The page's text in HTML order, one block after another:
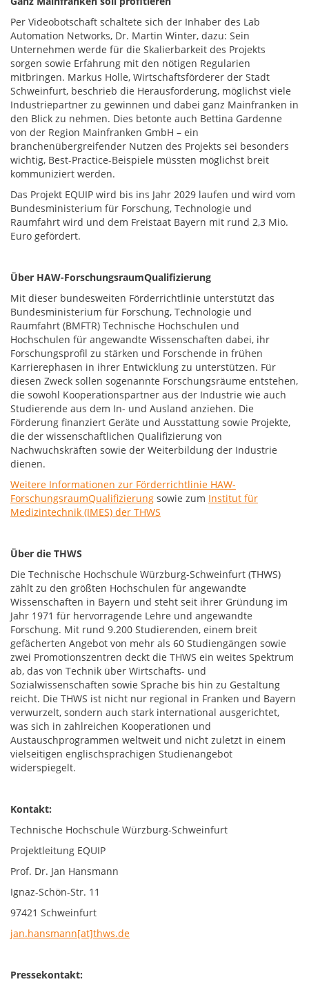
Per Videobotschaft schaltete sich der Inhaber des Lab
Automation Networks, Dr. Martin Winter, dazu: Sein
Unternehmen werde für die Skalierbarkeit des Projekts
sorgen sowie Erfahrung mit den nötigen Regularien
mitbringen. Markus Holle, Wirtschaftsförderer der Stadt
Schweinfurt, beschrieb die Herausforderung, möglichst viele
Industriepartner zu gewinnen und dabei ganz Mainfranken in
den Blick zu nehmen. Dies betonte auch Bettina Gardenne
von der Region Mainfranken GmbH – ein
branchenübergreifender Nutzen des Projekts sei besonders
wichtig, Best-Practice-Beispiele müssten möglichst breit
kommuniziert werden.
Das Projekt EQUIP wird bis ins Jahr 2029 laufen und wird vom
Bundesministerium für Forschung, Technologie und
Raumfahrt wird und dem Freistaat Bayern mit rund 2,3 Mio.
Euro gefördert.
Über HAW-ForschungsraumQualifizierung
Mit dieser bundesweiten Förderrichtlinie unterstützt das
Bundesministerium für Forschung, Technologie und
Raumfahrt (BMFTR) Technische Hochschulen und
Hochschulen für angewandte Wissenschaften dabei, ihr
Forschungsprofil zu stärken und Forschende in frühen
Karrierephasen in ihrer Entwicklung zu unterstützen. Für
diesen Zweck sollen sogenannte Forschungsräume entstehen,
die sowohl Kooperationspartner aus der Industrie wie auch
Studierende aus dem In- und Ausland anziehen. Die
Förderung finanziert Geräte und Ausstattung sowie Projekte,
die der wissenschaftlichen Qualifizierung von
Nachwuchskräften sowie der Weiterbildung der Industrie
dienen.
Weitere Informationen zur Förderrichtlinie HAW-
ForschungsraumQualifizierung sowie zum Institut für
Medizintechnik (IMES) der THWS
Über die THWS
Die Technische Hochschule Würzburg-Schweinfurt (THWS)
zählt zu den größten Hochschulen für angewandte
Wissenschaften in Bayern und steht seit ihrer Gründung im
Jahr 1971 für hervorragende Lehre und angewandte
Forschung. Mit rund 9.200 Studierenden, einem breit
gefächerten Angebot von mehr als 60 Studiengängen sowie
zwei Promotionszentren deckt die THWS ein weites Spektrum
ab, das von Technik über Wirtschafts- und
Sozialwissenschaften sowie Sprache bis hin zu Gestaltung
reicht. Die THWS ist nicht nur regional in Franken und Bayern
verwurzelt, sondern auch stark international ausgerichtet,
was sich in zahlreichen Kooperationen und
Austauschprogrammen weltweit und nicht zuletzt in einem
vielseitigen englischsprachigen Studienangebot
widerspiegelt.
Kontakt:
Technische Hochschule Würzburg-Schweinfurt
Projektleitung EQUIP
Prof. Dr. Jan Hansmann
Ignaz-Schön-Str. 11
97421 Schweinfurt
jan.hansmann[at]thws.de
Pressekontakt: